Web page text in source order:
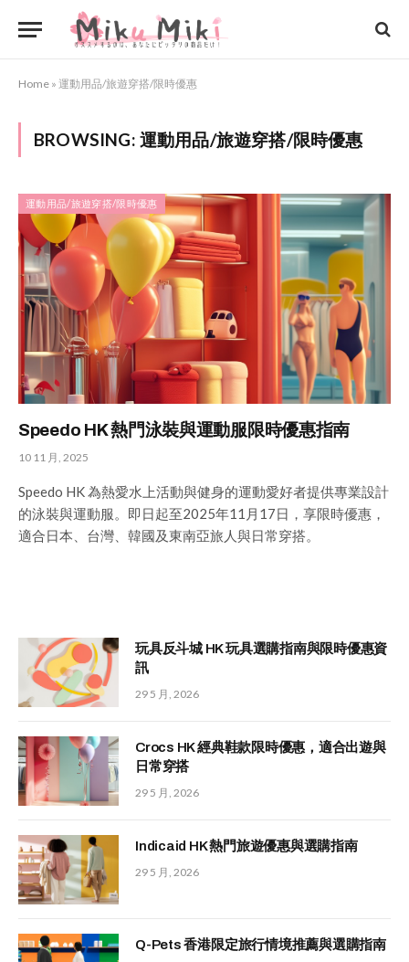
Home » 運動用品/旅遊穿搭/限時優惠
BROWSING: 運動用品/旅遊穿搭/限時優惠
運動用品/旅遊穿搭/限時優惠
Speedo HK 熱門泳裝與運動服限時優惠指南
10 11 月, 2025
Speedo HK 為熱愛水上活動與健身的運動愛好者提供專業設計
的泳裝與運動服。即日起至2025年11月17日，享限時優惠，
適合日本、台灣、韓國及東南亞旅人與日常穿搭。
玩具反斗城 HK 玩具選購指南與限時優惠資
訊
29 5 月, 2026
Crocs HK 經典鞋款限時優惠，適合出遊與
日常穿搭
29 5 月, 2026
Indicaid HK 熱門旅遊優惠與選購指南
29 5 月, 2026
Q-Pets 香港限定旅行情境推薦與選購指南